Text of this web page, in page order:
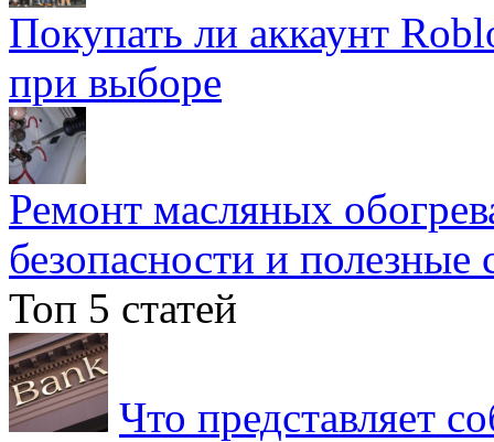
Покупать ли аккаунт
при выборе
Ремонт масляных
безопасности и полезные
Топ 5 статей
Что представляет